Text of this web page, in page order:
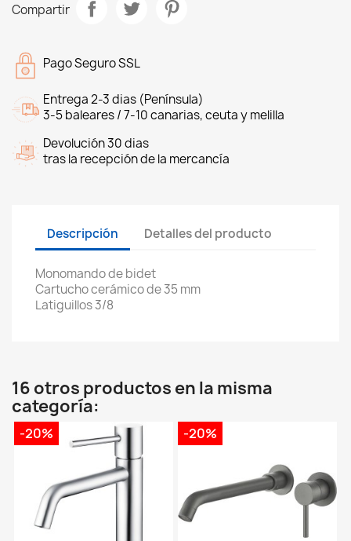
Compartir
Pago Seguro SSL
Entrega 2-3 dias (Península)
3-5 baleares / 7-10 canarias, ceuta y melilla
Devolución 30 dias
tras la recepción de la mercancía
Descripción Detalles del producto
Monomando de bidet
Cartucho cerámico de 35 mm
Latiguillos 3/8
16 otros productos en la misma
categoría:
-20% -20%